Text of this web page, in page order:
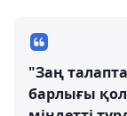
"Заң
барлығы